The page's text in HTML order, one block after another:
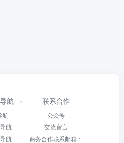
航
航
航
航
联系合作
公众号
交流留言
商务合作联系邮箱：